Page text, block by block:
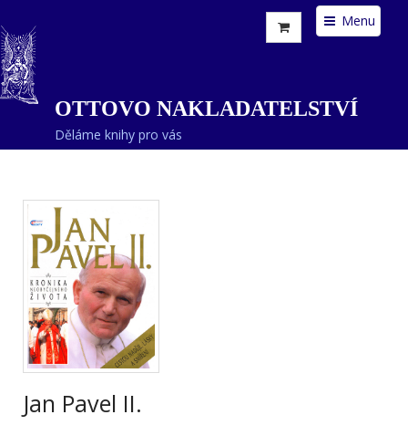
Menu
OTTOVO NAKLADATELSTVÍ
Děláme knihy pro vás
Jan Pavel II.